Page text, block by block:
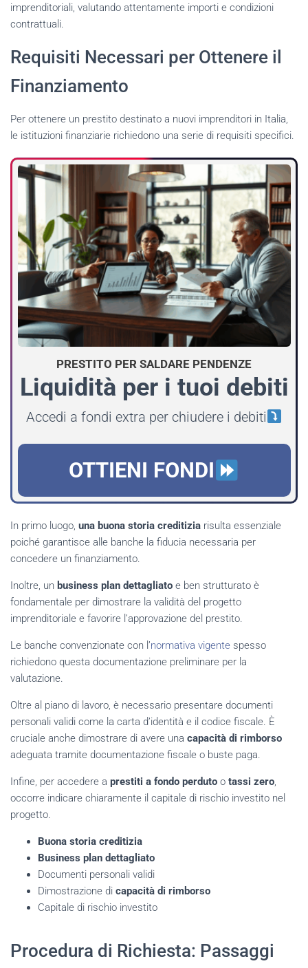
imprenditoriali, valutando attentamente importi e condizioni
contrattuali.
Requisiti Necessari per Ottenere il
Finanziamento
Per ottenere un prestito destinato a nuovi imprenditori in Italia,
le istituzioni finanziarie richiedono una serie di requisiti specifici.
PRESTITO PER SALDARE PENDENZE
Liquidità per i tuoi debiti
Accedi a fondi extra per chiudere i debiti
OTTIENI FONDI
In primo luogo, una buona storia creditizia risulta essenziale
poiché garantisce alle banche la fiducia necessaria per
concedere un finanziamento.
Inoltre, un business plan dettagliato e ben strutturato è
fondamentale per dimostrare la validità del progetto
imprenditoriale e favorire l’approvazione del prestito.
Le banche convenzionate con l’normativa vigente spesso
richiedono questa documentazione preliminare per la
valutazione.
Oltre al piano di lavoro, è necessario presentare documenti
personali validi come la carta d’identità e il codice fiscale. È
cruciale anche dimostrare di avere una capacità di rimborso
adeguata tramite documentazione fiscale o buste paga.
Infine, per accedere a prestiti a fondo perduto o tassi zero,
occorre indicare chiaramente il capitale di rischio investito nel
progetto.
Buona storia creditizia
Business plan dettagliato
Documenti personali validi
Dimostrazione di capacità di rimborso
Capitale di rischio investito
Procedura di Richiesta: Passaggi